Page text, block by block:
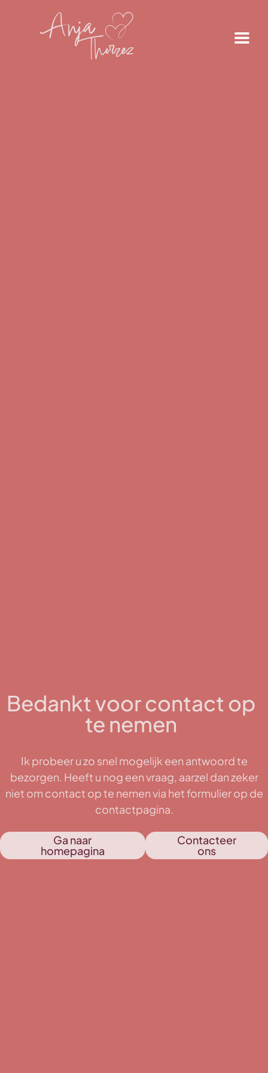
Bedankt voor contact op
te nemen
Ik probeer u zo snel mogelijk een antwoord te
bezorgen. Heeft u nog een vraag, aarzel dan zeker
niet om contact op te nemen via het formulier op de
contactpagina.
Ga naar
homepagina
Contacteer
ons